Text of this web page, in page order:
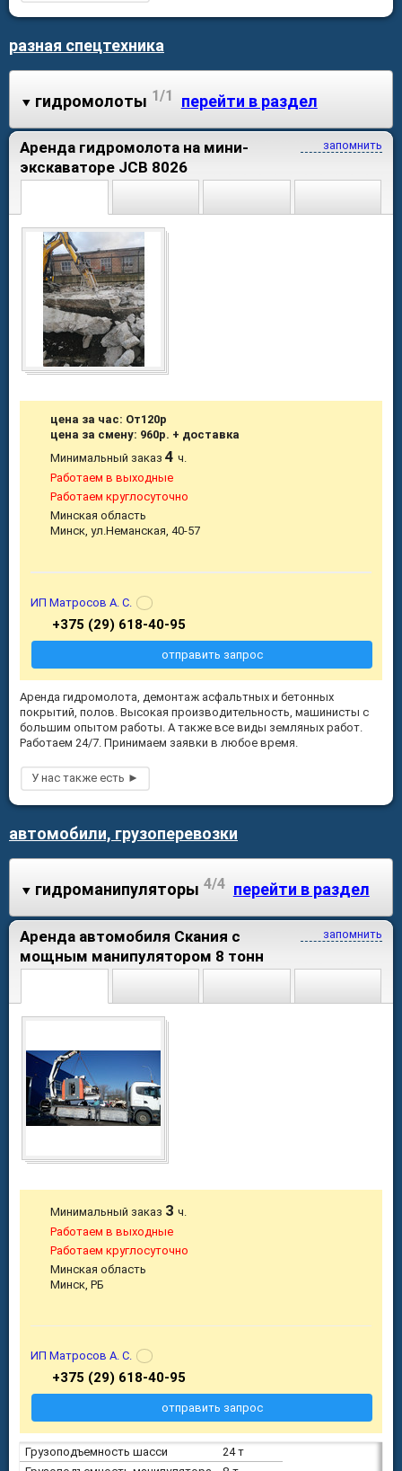
разная спецтехника
гидромолоты 1/1 перейти в раздел
запомнить
Аренда гидромолота на мини-
экскаваторе JCB 8026
Аренда гидромолота, демонтаж асфальтных и бетонных
покрытий, полов. Высокая производительность, машинисты с
большим опытом работы. А также все виды земляных работ.
Работаем 24/7. Принимаем заявки в любое время.
цена за час: От120р
цена за смену: 960р. + доставка
Минимальный заказ4ч.
Работаем в выходные
Работаем круглосуточно
Минская область
Минск, ул.Неманская, 40-57
ИП Матросов А. С.
+375 (29) 618-40-95
отправить запрос
автомобили, грузоперевозки
гидроманипуляторы 4/4 перейти в раздел
запомнить
Аренда автомобиля Скания с
мощным манипулятором 8 тонн
Грузоподъемность шасси
24 т
Минимальный заказ 3ч.
Работаем в выходные
Работаем круглосуточно
Минская область
Минск, РБ
ИП Матросов А. С.
+375 (29) 618-40-95
отправить запрос